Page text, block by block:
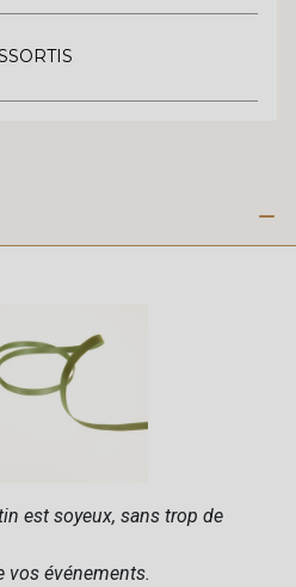
est soyeux, sans trop de
vos événements.